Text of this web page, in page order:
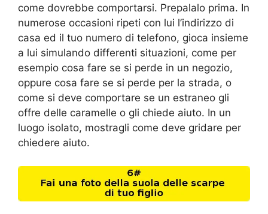
come dovrebbe comportarsi. Prepalalo prima. In
numerose occasioni ripeti con lui l’indirizzo di
casa ed il tuo numero di telefono, gioca insieme
a lui simulando differenti situazioni, come per
esempio cosa fare se si perde in un negozio,
oppure cosa fare se si perde per la strada, o
come si deve comportare se un estraneo gli
offre delle caramelle o gli chiede aiuto. In un
luogo isolato, mostragli come deve gridare per
chiedere aiuto.